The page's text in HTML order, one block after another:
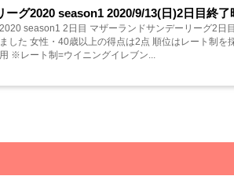
ーグ2020 season1 2020/9/13(日)2日目終
season1 2日目 マザーランドサンデーリーグ2日
した 女性・40歳以上の得点は2点 順位はレート制を
※レート制=ウイニングイレブン...